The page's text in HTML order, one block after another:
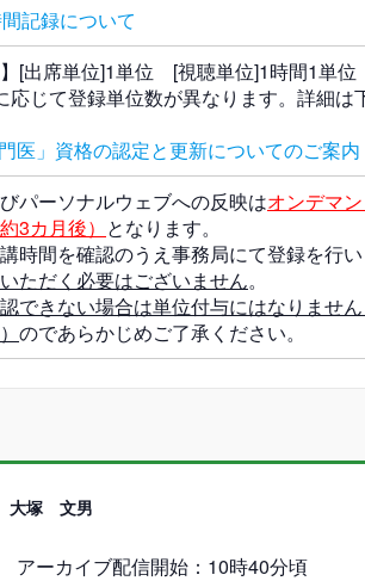
記録について
】[出席単位]1単位 [視聴単位]1時間1単位
応じて登録単位数が異なります。詳細は
門医」資格の認定と更新についてのご案内
パーソナルウェブへの反映はオンデマ
3カ月後） となります。
時間を確認のうえ事務局にて登録を行い
ただく必要はございません。
できない場合は単位付与にはなりません
のであらかじめご了承ください。
大塚 文男
ーカイブ配信開始：10時40分頃